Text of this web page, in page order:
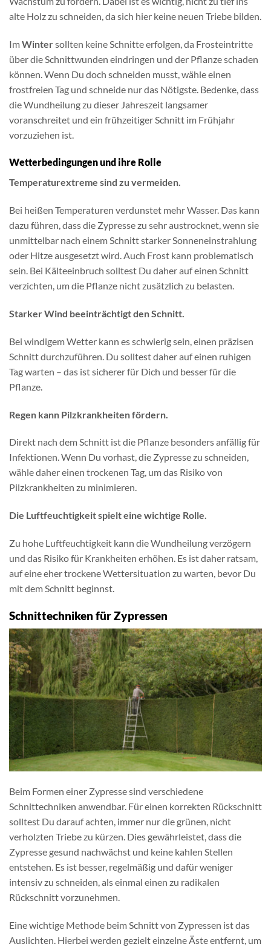
alte Holz zu schneiden, da sich hier keine neuen Triebe bilden.
ImWintersollten keine Schnitte erfolgen, da Frosteintritte
über die Schnittwunden eindringen und der Pflanze schaden
können. Wenn Du doch schneiden musst, wähle einen
frostfreien Tag und schneide nur das Nötigste. Bedenke, dass
die Wundheilung zu dieser Jahreszeit langsamer
voranschreitet und ein frühzeitiger Schnitt im Frühjahr
vorzuziehen ist.
Wetterbedingungen und ihre Rolle
Temperaturextreme sind zu vermeiden.
Bei heißen Temperaturen verdunstet mehr Wasser. Das kann
dazu führen, dass die Zypresse zu sehr austrocknet, wenn sie
unmittelbar nach einem Schnitt starker Sonneneinstrahlung
oder Hitze ausgesetzt wird. Auch Frost kann problematisch
sein. Bei Kälteeinbruch solltest Du daher auf einen Schnitt
verzichten, um die Pflanze nicht zusätzlich zu belasten.
Starker Wind beeinträchtigt den Schnitt.
Bei windigem Wetter kann es schwierig sein, einen präzisen
Schnitt durchzuführen. Du solltest daher auf einen ruhigen
Tag warten – das ist sicherer für Dich und besser für die
Pflanze.
Regen kann Pilzkrankheiten fördern.
Direkt nach dem Schnitt ist die Pflanze besonders anfällig für
Infektionen. Wenn Du vorhast, die Zypresse zu schneiden,
wähle daher einen trockenen Tag, um das Risiko von
Pilzkrankheiten zu minimieren.
Die Luftfeuchtigkeit spielt eine wichtige Rolle.
Zu hohe Luftfeuchtigkeit kann die Wundheilung verzögern
und das Risiko für Krankheiten erhöhen. Es ist daher ratsam,
auf eine eher trockene Wettersituation zu warten, bevor Du
mit dem Schnitt beginnst.
Schnittechniken für Zypressen
Beim Formen einer Zypresse sind verschiedene
Schnittechniken anwendbar. Für einen korrekten Rückschnitt
solltest Du darauf achten, immer nur die grünen, nicht
verholzten Triebe zu kürzen. Dies gewährleistet, dass die
Zypresse gesund nachwächst und keine kahlen Stellen
entstehen. Es ist besser, regelmäßig und dafür weniger
intensiv zu schneiden, als einmal einen zu radikalen
Rückschnitt vorzunehmen.
Eine wichtige Methode beim Schnitt von Zypressen ist das
Auslichten. Hierbei werden gezielt einzelne Äste entfernt, um